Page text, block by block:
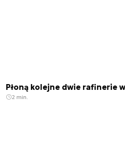
Płoną kolejne dwie rafinerie
2 min.